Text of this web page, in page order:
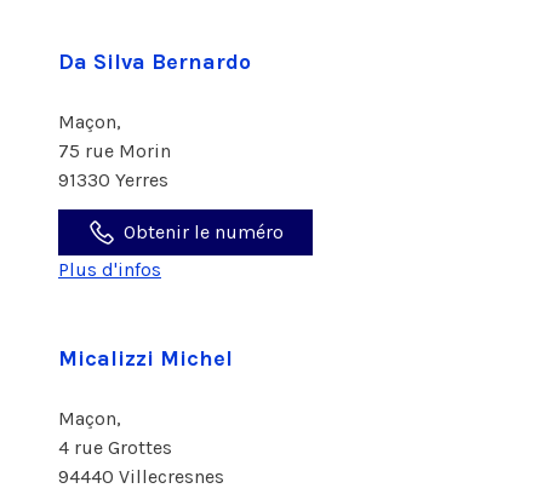
Da Silva Bernardo
Maçon,
75 rue Morin
91330 Yerres
Obtenir le numéro
Plus d'infos
Micalizzi Michel
Maçon,
4 rue Grottes
94440 Villecresnes